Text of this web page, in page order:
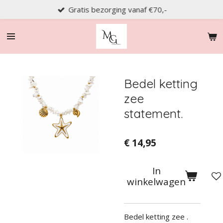
direct
naar
hoofdinhoud
Gratis bezorging vanaf €70,-
Bedel ketting
zee
statement.
€ 14,95
In
winkelwagen
Bedel ketting zee .